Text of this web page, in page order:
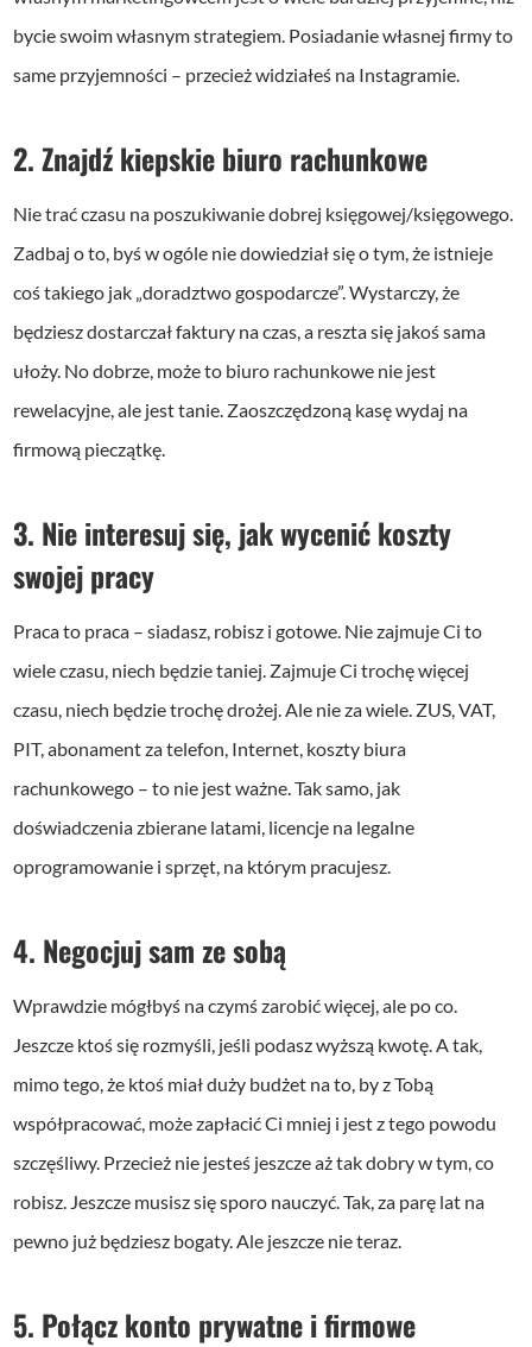
bycie swoim własnym strategiem. Posiadanie własnej firmy to
same przyjemności – przecież widziałeś na Instagramie.
2. Znajdź kiepskie biuro rachunkowe
Nie trać czasu na poszukiwanie dobrej księgowej/księgowego.
Zadbaj o to, byś w ogóle nie dowiedział się o tym, że istnieje
coś takiego jak „doradztwo gospodarcze”. Wystarczy, że
będziesz dostarczał faktury na czas, a reszta się jakoś sama
ułoży. No dobrze, może to biuro rachunkowe nie jest
rewelacyjne, ale jest tanie. Zaoszczędzoną kasę wydaj na
firmową pieczątkę.
3. Nie interesuj się, jak wycenić koszty
swojej pracy
Praca to praca – siadasz, robisz i gotowe. Nie zajmuje Ci to
wiele czasu, niech będzie taniej. Zajmuje Ci trochę więcej
czasu, niech będzie trochę drożej. Ale nie za wiele. ZUS, VAT,
PIT, abonament za telefon, Internet, koszty biura
rachunkowego – to nie jest ważne. Tak samo, jak
doświadczenia zbierane latami, licencje na legalne
oprogramowanie i sprzęt, na którym pracujesz.
4. Negocjuj sam ze sobą
Wprawdzie mógłbyś na czymś zarobić więcej, ale po co.
Jeszcze ktoś się rozmyśli, jeśli podasz wyższą kwotę. A tak,
mimo tego, że ktoś miał duży budżet na to, by z Tobą
współpracować, może zapłacić Ci mniej i jest z tego powodu
szczęśliwy. Przecież nie jesteś jeszcze aż tak dobry w tym, co
robisz. Jeszcze musisz się sporo nauczyć. Tak, za parę lat na
pewno już będziesz bogaty. Ale jeszcze nie teraz.
5. Połącz konto prywatne i firmowe